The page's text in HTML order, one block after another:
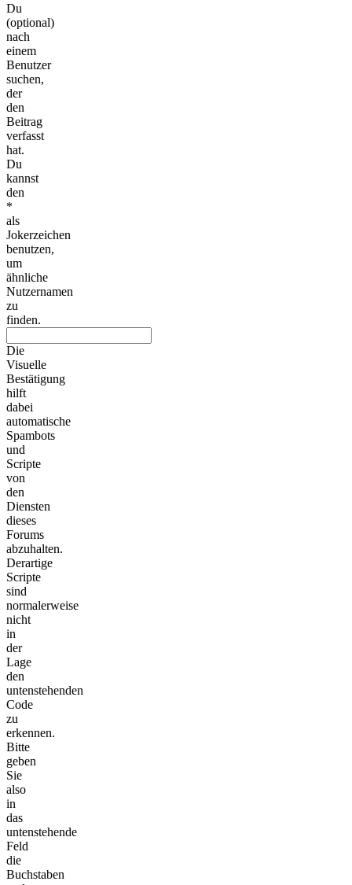
Du
(optional)
nach
einem
Benutzer
suchen,
der
den
Beitrag
verfasst
hat.
Du
kannst
den
*
als
Jokerzeichen
benutzen,
um
ähnliche
Nutzernamen
zu
finden.
Die
Visuelle
Bestätigung
hilft
dabei
automatische
Spambots
und
Scripte
von
den
Diensten
dieses
Forums
abzuhalten.
Derartige
Scripte
sind
normalerweise
nicht
in
der
Lage
den
untenstehenden
Code
zu
erkennen.
Bitte
geben
Sie
also
in
das
untenstehende
Feld
die
Buchstaben